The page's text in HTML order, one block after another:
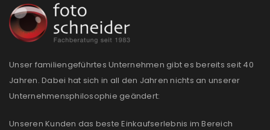
Unser familiengeführtes Unternehmen gibt es bereits seit 40
Jahren. Dabei hat sich in all den Jahren nichts an unserer
Unternehmensphilosophie geändert:
Unseren Kunden das beste Einkaufserlebnis im Bereich